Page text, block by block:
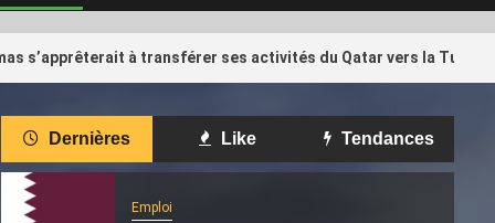
s’apprêterait à transférer ses activités du Qatar vers la
Qui
la Fifa ?
4
International
Il réclame 10 000 euros à Qatar
Dernières Like Tendances
Emploi